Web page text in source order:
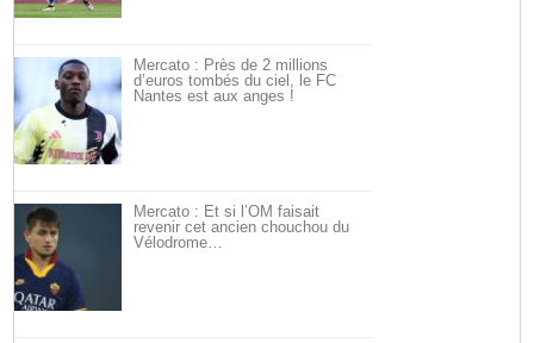
Mercato : Près de 2 millions
d’euros tombés du ciel, le FC
Nantes est aux anges !
Mercato : Et si l’OM faisait
revenir cet ancien chouchou du
Vélodrome…